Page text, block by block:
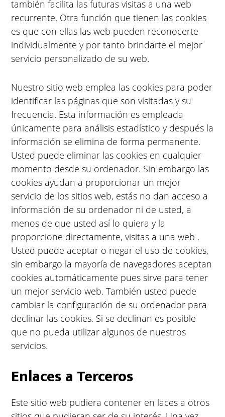
también facilita las futuras visitas a una web
recurrente. Otra función que tienen las cookies
es que con ellas las web pueden reconocerte
individualmente y por tanto brindarte el mejor
servicio personalizado de su web.
Nuestro sitio web emplea las cookies para poder
identificar las páginas que son visitadas y su
frecuencia. Esta información es empleada
únicamente para análisis estadístico y después la
información se elimina de forma permanente.
Usted puede eliminar las cookies en cualquier
momento desde su ordenador. Sin embargo las
cookies ayudan a proporcionar un mejor
servicio de los sitios web, estás no dan acceso a
información de su ordenador ni de usted, a
menos de que usted así lo quiera y la
proporcione directamente, visitas a una web .
Usted puede aceptar o negar el uso de cookies,
sin embargo la mayoría de navegadores aceptan
cookies automáticamente pues sirve para tener
un mejor servicio web. También usted puede
cambiar la configuración de su ordenador para
declinar las cookies. Si se declinan es posible
que no pueda utilizar algunos de nuestros
servicios.
Enlaces a Terceros
Este sitio web pudiera contener en laces a otros